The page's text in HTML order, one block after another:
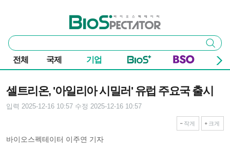
바이오스펙테이터
통
합
검
색
검색
전체 국제 기업
셀트리온, '아일리아 시밀러' 유럽 주요국 출시
입력 2025-12-16 10:57 수정 2025-12-16 10:57
작게 크게
바이오스펙테이터 이주연 기자